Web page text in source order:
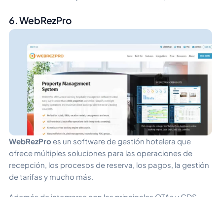
6. WebRezPro
WebRezPro es un software de gestión hotelera que
ofrece múltiples soluciones para las operaciones de
recepción, los procesos de reserva, los pagos, la gestión
de tarifas y mucho más.